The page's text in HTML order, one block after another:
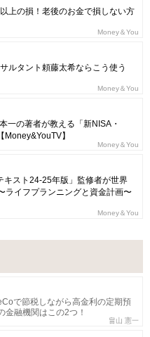
上の損！老後のお金で損しない方
Money＆You
ルタント頼藤太希ならこう使う
Money＆You
一の著者が教える「新NISA・
】
Money＆You
キスト24-25年版」監修者が世界
ライフプランニングと資金計画〜
Money＆You
で節税しながら高金利の定期預
融機関はこの2つ！
畠山 憲一